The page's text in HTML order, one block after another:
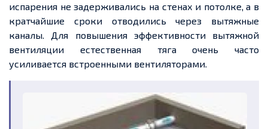
испарения не задерживались на стенах и потолке, а в
кратчайшие сроки отводились через вытяжные
каналы. Для повышения эффективности вытяжной
вентиляции естественная тяга очень часто
усиливается встроенными вентиляторами.